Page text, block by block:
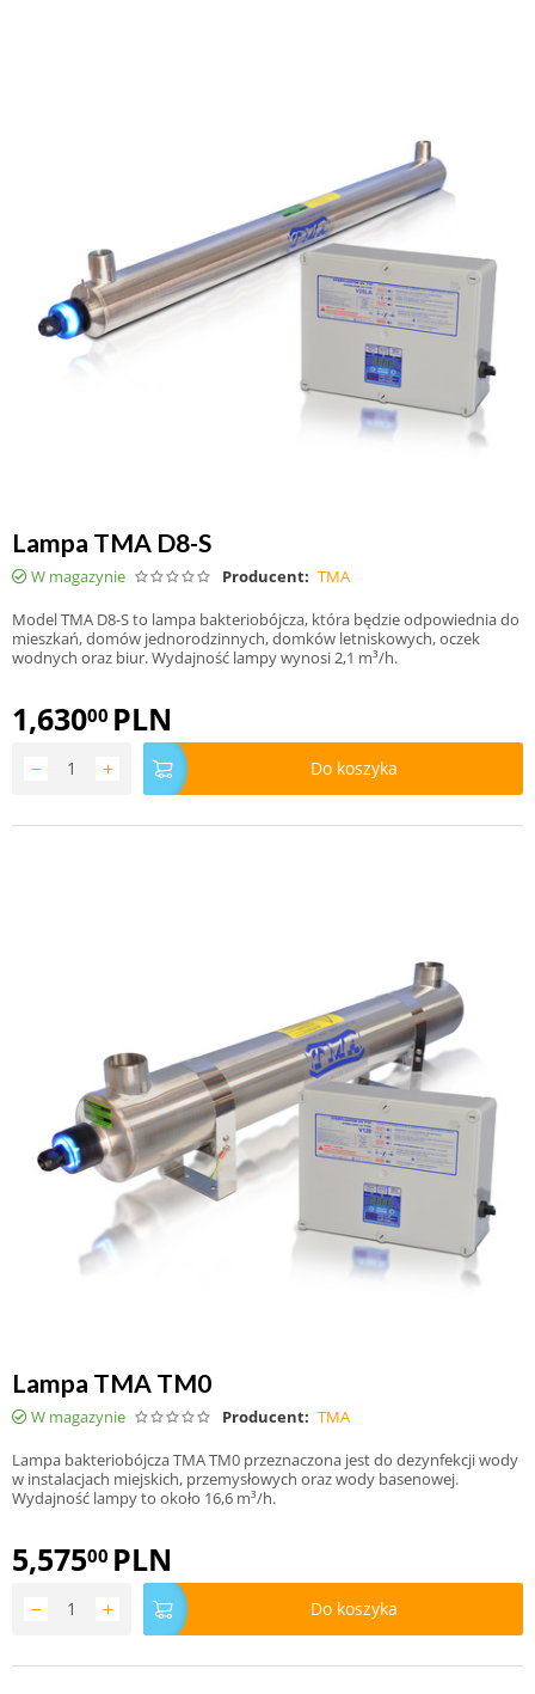
Lampa TMA D8-S
W magazynie Producent: TMA
Model TMA D8-S to lampa bakteriobójcza, która będzie odpowiednia do
mieszkań, domów jednorodzinnych, domków letniskowych, oczek
wodnych oraz biur. Wydajność lampy wynosi 2,1 m³/h.
1,63000 PLN
+
− Do koszyka
Lampa TMA TM0
W magazynie Producent: TMA
Lampa bakteriobójcza TMA TM0 przeznaczona jest do dezynfekcji wody
w instalacjach miejskich, przemysłowych oraz wody basenowej.
Wydajność lampy to około 16,6 m³/h.
5,57500 PLN
+
− Do koszyka